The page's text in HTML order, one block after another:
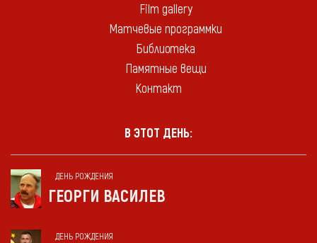
Film gallery
Матчевые программки
Библиотека
Памятные вещи
Контакт
В ЭТОТ ДЕНЬ:
ДЕНЬ РОЖДЕНИЯ
ГЕОРГИ ВАСИЛЕВ
ДЕНЬ РОЖДЕНИЯ